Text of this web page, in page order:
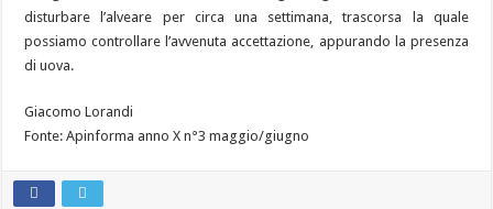
disturbare l’alveare per circa una settimana, trascorsa la quale
possiamo controllare l’avvenuta accettazione, appurando la presenza
di uova.
Giacomo Lorandi
Fonte: Apinforma anno X n°3 maggio/giugno